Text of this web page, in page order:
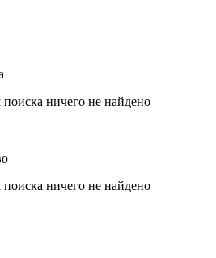
ничего не найдено
ничего не найдено